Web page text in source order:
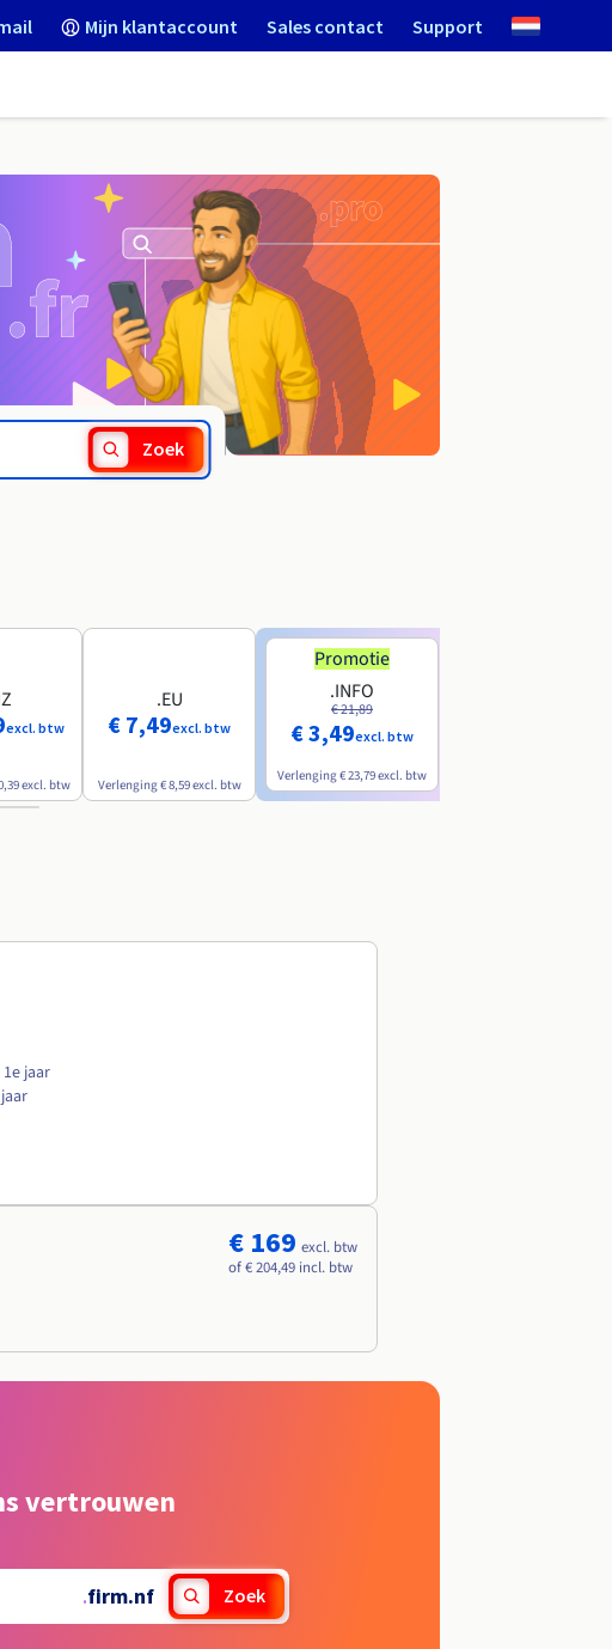
Mijn klantaccount Sales contact Support
Zoek
excl. btw
excl. btw
.EU
€ 7,49excl. btw
Verlenging € 8,59excl. btw
Promotie
.INFO
€ 21,89
€ 3,49excl. btw
Verlenging € 23,79excl. btw
jaar
€ 169 excl. btw
of € 204,49 incl. btw
vertrouwen
.firm.nf Zoek